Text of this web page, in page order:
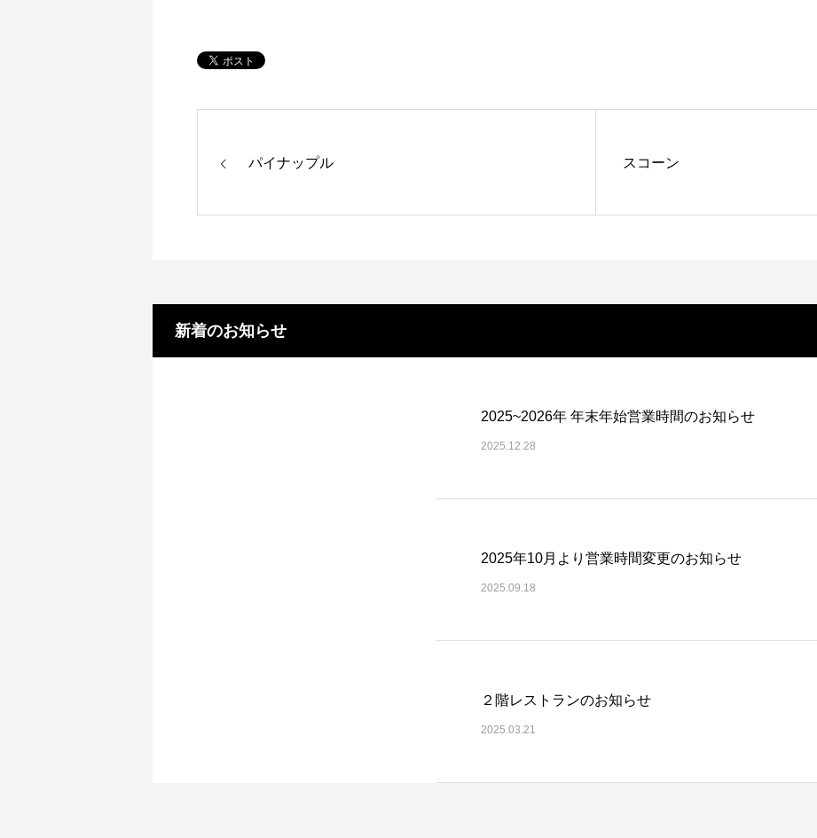
パイナップル スコーン
新着のお知らせ
2025~2026年 年末年始営業時間のお知らせ
2025.12.28
2025年10月より営業時間変更のお知らせ
2025.09.18
２階レストランのお知らせ
2025.03.21